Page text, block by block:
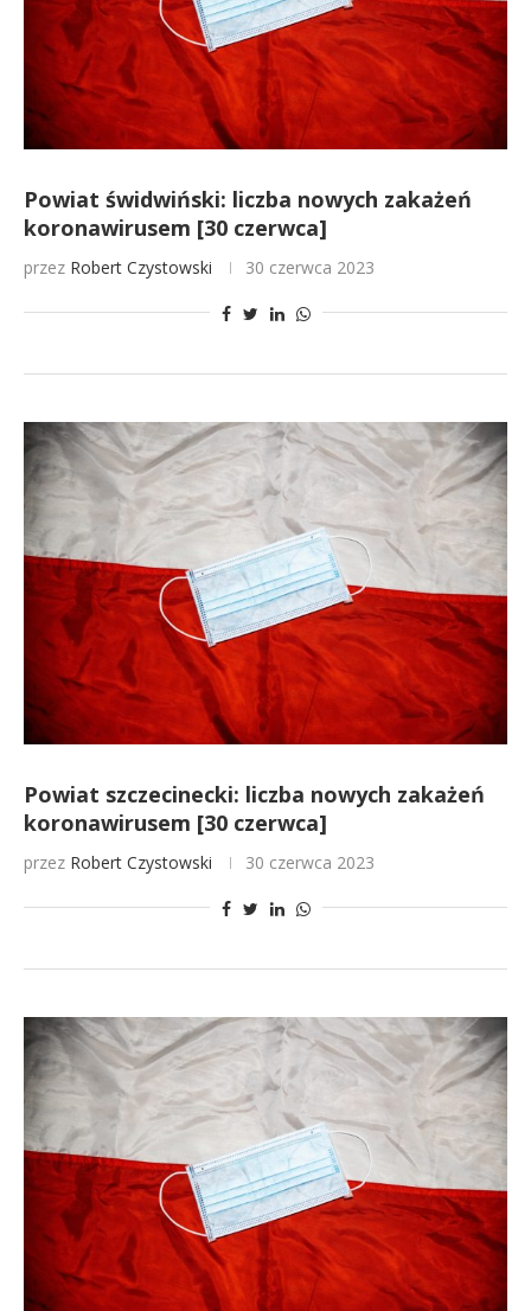
Powiat świdwiński: liczba nowych zakażeń
koronawirusem [30 czerwca]
przez Robert Czystowski 30 czerwca 2023
Powiat szczecinecki: liczba nowych zakażeń
koronawirusem [30 czerwca]
przez Robert Czystowski 30 czerwca 2023